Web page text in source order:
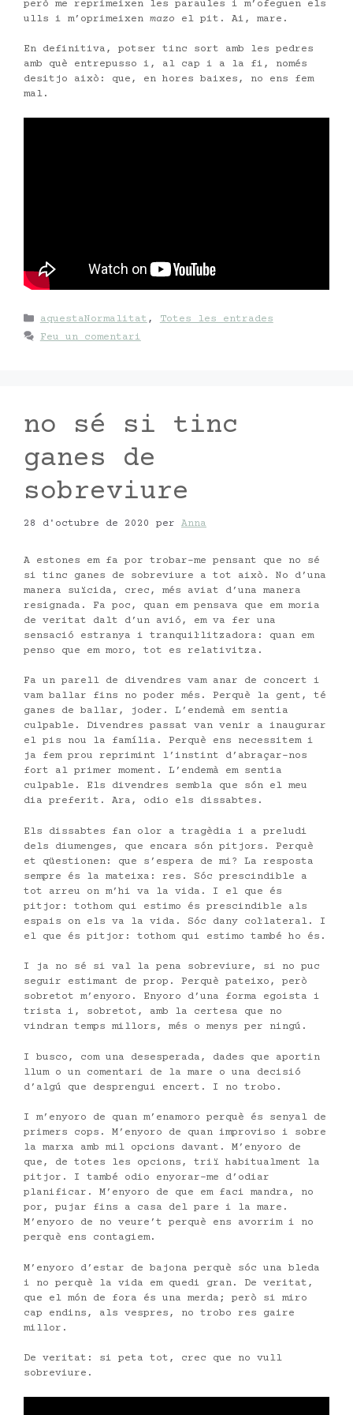
però me reprimeixen les paraules i m’ofeguen els
ulls i m’oprimeixen mazo el pit. Ai, mare.
En definitiva, potser tinc sort amb les pedres
amb què entrepusso i, al cap i a la fi, només
desitjo això: que, en hores baixes, no ens fem
mal.
Categories
aquestaNormalitat , Totes les entrades
Feu un comentari
no sé si tinc
ganes de
sobreviure
28 d'octubre de 2020 per Anna
A estones em fa por trobar-me pensant que no sé
si tinc ganes de sobreviure a tot això. No d’una
manera suïcida, crec, més aviat d’una manera
resignada. Fa poc, quan em pensava que em moria
de veritat dalt d’un avió, em va fer una
sensació estranya i tranquil·litzadora: quan em
penso que em moro, tot es relativitza.
Fa un parell de divendres vam anar de concert i
vam ballar fins no poder més. Perquè la gent, té
ganes de ballar, joder. L’endemà em sentia
culpable. Divendres passat van venir a inaugurar
el pis nou la família. Perquè ens necessitem i
ja fem prou reprimint l’instint d’abraçar-nos
fort al primer moment. L’endemà em sentia
culpable. Els divendres sembla que són el meu
dia preferit. Ara, odio els dissabtes.
Els dissabtes fan olor a tragèdia i a preludi
dels diumenges, que encara són pitjors. Perquè
et qüestionen: que s’espera de mi? La resposta
sempre és la mateixa: res. Sóc prescindible a
tot arreu on m’hi va la vida. I el que és
pitjor: tothom qui estimo és prescindible als
espais on els va la vida. Sóc dany col·lateral. I
el que és pitjor: tothom qui estimo també ho és.
I ja no sé si val la pena sobreviure, si no puc
seguir estimant de prop. Perquè pateixo, però
sobretot m’enyoro. Enyoro d’una forma egoista i
trista i, sobretot, amb la certesa que no
vindran temps millors, més o menys per ningú.
I busco, com una desesperada, dades que aportin
llum o un comentari de la mare o una decisió
d’algú que desprengui encert. I no trobo.
I m’enyoro de quan m’enamoro perquè és senyal de
primers cops. M’enyoro de quan improviso i sobre
la marxa amb mil opcions davant. M’enyoro de
que, de totes les opcions, triï habitualment la
pitjor. I també odio enyorar-me d’odiar
planificar. M’enyoro de que em faci mandra, no
por, pujar fins a casa del pare i la mare.
M’enyoro de no veure’t perquè ens avorrim i no
perquè ens contagiem.
M’enyoro d’estar de bajona perquè sóc una bleda
i no perquè la vida em quedi gran. De veritat,
que el món de fora és una merda; però si miro
cap endins, als vespres, no trobo res gaire
millor.
De veritat: si peta tot, crec que no vull
sobreviure.